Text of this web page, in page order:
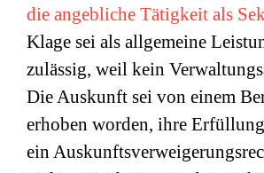
die angebliche Tätigkeit als
Klage sei als allgemeine
zulässig, weil kein
Die Auskunft sei von einem
erhoben worden, ihre
ein